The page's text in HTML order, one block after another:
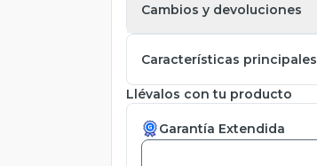
Cambios y devoluciones
Características principales
Llévalos con tu producto
Garantía Extendida